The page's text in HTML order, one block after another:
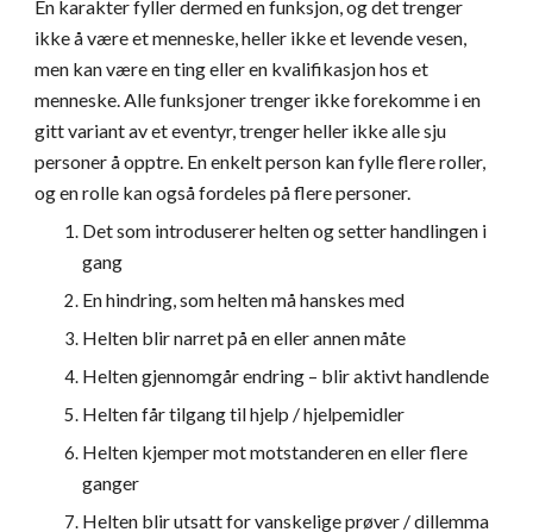
En karakter fyller dermed en funksjon, og det trenger
ikke å være et menneske, heller ikke et levende vesen,
men kan være en ting eller en kvalifikasjon hos et
menneske. Alle funksjoner trenger ikke forekomme i en
gitt variant av et eventyr, trenger heller ikke alle sju
personer å opptre. En enkelt person kan fylle flere roller,
og en rolle kan også fordeles på flere personer.
Det som introduserer helten og setter handlingen i
gang
En hindring, som helten må hanskes med
Helten blir narret på en eller annen måte
Helten gjennomgår endring – blir aktivt handlende
Helten får tilgang til hjelp / hjelpemidler
Helten kjemper mot motstanderen en eller flere
ganger
Helten blir utsatt for vanskelige prøver / dillemma